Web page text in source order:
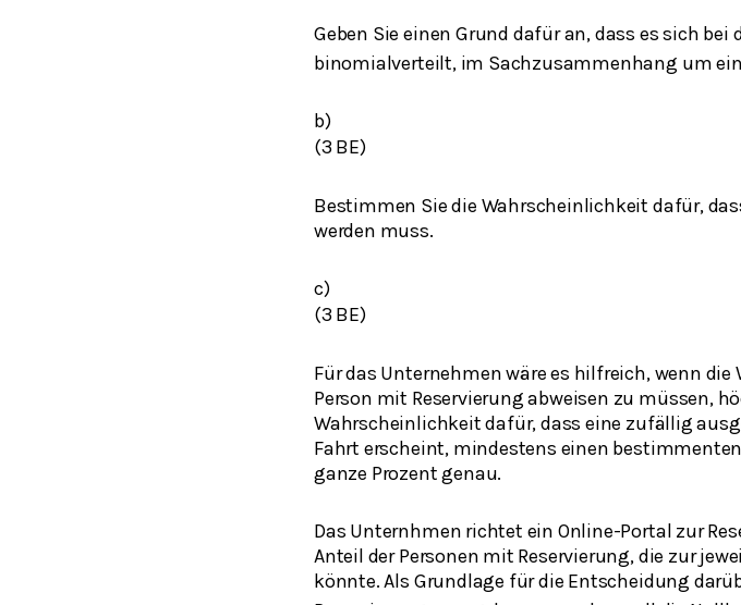
Geben Sie einen Grund dafür an, dass es sich
binomialverteilt, im Sachzusammenhang um
b)
(3 BE)
Bestimmen Sie die Wahrscheinlichkeit dafür,
werden muss.
c)
(3 BE)
Für das Unternehmen wäre es hilfreich, wenn
Person mit Reservierung abweisen zu müssen,
Wahrscheinlichkeit dafür, dass eine zufällig
Fahrt erscheint, mindestens einen
ganze Prozent genau.
Das Unternhmen richtet ein Online-Portal zur
Anteil der Personen mit Reservierung, die zur
könnte. Als Grundlage für die Entscheidung